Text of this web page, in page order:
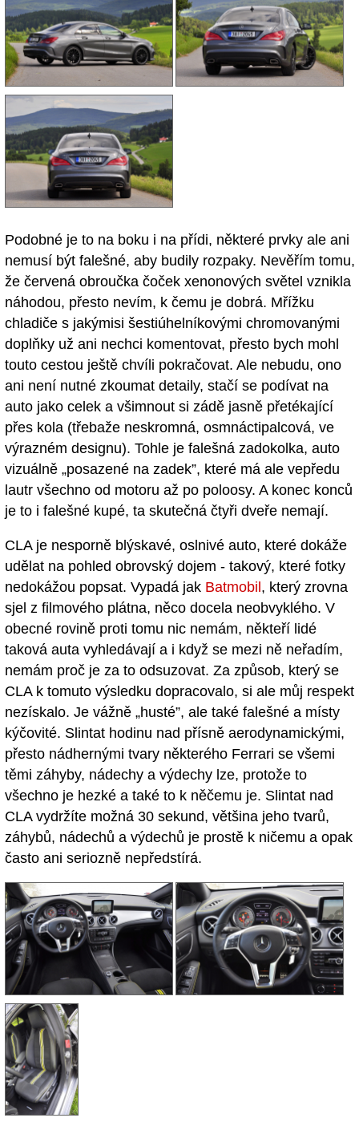
Podobné je to na boku i na přídi, některé prvky ale ani
nemusí být falešné, aby budily rozpaky. Nevěřím tomu,
že červená obroučka čoček xenonových světel vznikla
náhodou, přesto nevím, k čemu je dobrá. Mřížku
chladiče s jakýmisi šestiúhelníkovými chromovanými
doplňky už ani nechci komentovat, přesto bych mohl
touto cestou ještě chvíli pokračovat. Ale nebudu, ono
ani není nutné zkoumat detaily, stačí se podívat na
auto jako celek a všimnout si zádě jasně přetékající
přes kola (třebaže neskromná, osmnáctipalcová, ve
výrazném designu). Tohle je falešná zadokolka, auto
vizuálně „posazené na zadek”, které má ale vepředu
lautr všechno od motoru až po poloosy. A konec konců
je to i falešné kupé, ta skutečná čtyři dveře nemají.
CLA je nesporně blýskavé, oslnivé auto, které dokáže
udělat na pohled obrovský dojem - takový, které fotky
nedokážou popsat. Vypadá jak Batmobil, který zrovna
sjel z filmového plátna, něco docela neobvyklého. V
obecné rovině proti tomu nic nemám, někteří lidé
taková auta vyhledávají a i když se mezi ně neřadím,
nemám proč je za to odsuzovat. Za způsob, který se
CLA k tomuto výsledku dopracovalo, si ale můj respekt
nezískalo. Je vážně „husté”, ale také falešné a místy
kýčovité. Slintat hodinu nad přísně aerodynamickými,
přesto nádhernými tvary některého Ferrari se všemi
těmi záhyby, nádechy a výdechy lze, protože to
všechno je hezké a také to k něčemu je. Slintat nad
CLA vydržíte možná 30 sekund, většina jeho tvarů,
záhybů, nádechů a výdechů je prostě k ničemu a opak
často ani seriozně nepředstírá.